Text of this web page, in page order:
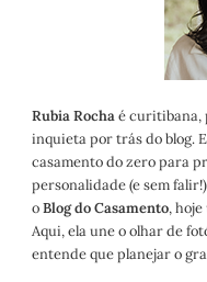
Rubia Rochaé curitibana,
inquieta por trás do blog.
casamento do zero para
personalidade (e sem
oBlog do Casamento,
Aqui, ela une o olhar de
entende que planejar o